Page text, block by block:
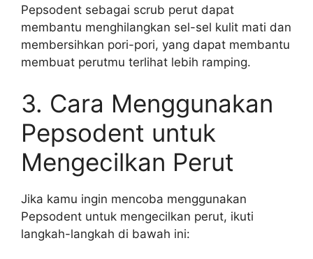
Pepsodent sebagai scrub perut dapat
membantu menghilangkan sel-sel kulit mati dan
membersihkan pori-pori, yang dapat membantu
membuat perutmu terlihat lebih ramping.
3. Cara Menggunakan
Pepsodent untuk
Mengecilkan Perut
Jika kamu ingin mencoba menggunakan
Pepsodent untuk mengecilkan perut, ikuti
langkah-langkah di bawah ini: